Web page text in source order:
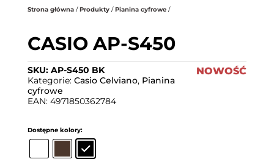
Strona główna/Produkty/Pianina cyfrowe/
CASIO AP-S450
NOWOŚĆ
SKU: AP-S450 BK
Kategorie: Casio Celviano, Pianina
cyfrowe
EAN: 4971850362784
Dostępne kolory: